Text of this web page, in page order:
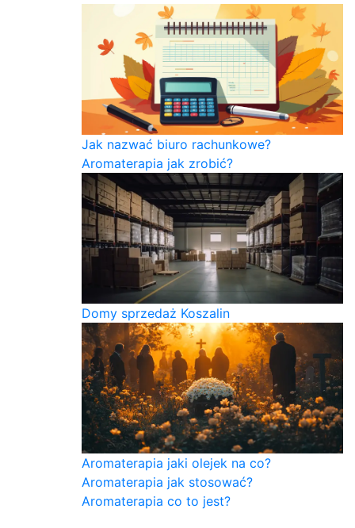
Jak nazwać biuro rachunkowe?
Aromaterapia jak zrobić?
Domy sprzedaż Koszalin
Aromaterapia jaki olejek na co?
Aromaterapia jak stosować?
Aromaterapia co to jest?